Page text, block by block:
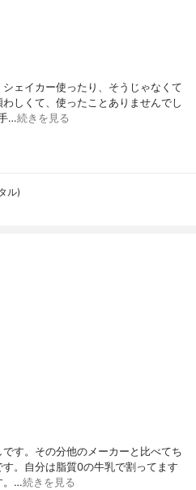
ェイカー使ったり、そうじゃなくて
しくて、使ったことありませんでし
…続きを見る
ル)
す。その分他のメーカーと比べてち
。自分は脂質0の牛乳で割ってます
。…続きを見る